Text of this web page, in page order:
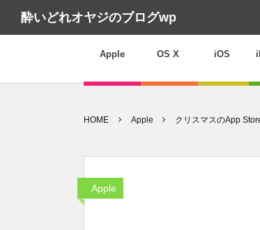
酔いどれオヤジのブログwp
Apple OS X iOS
HOME Apple クリスマスのApp
Apple